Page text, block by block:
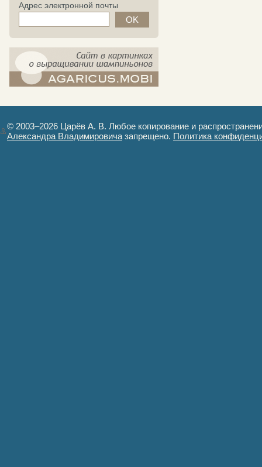
Адрес электронной почты
© 2003–2026 Царёв А. В. Любое копирование и
Александра Владимировича запрещено. Политика
Авторизация